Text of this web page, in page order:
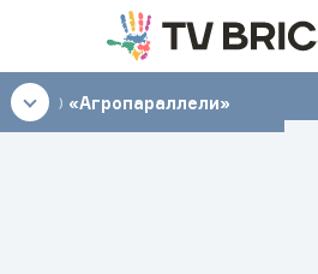
18:00 «Агропараллели»